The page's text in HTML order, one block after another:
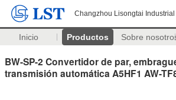
Changzhou Lisongtai
Inicio Productos Sobre
BW-SP-2 Convertidor de par,
transmisión automática A5HF1 AW-